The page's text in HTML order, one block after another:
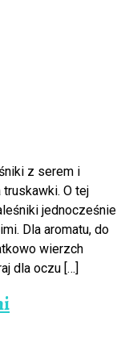
z serem i
O tej
jednocześnie
Dla aromatu, do
wierzch
dla oczu […]